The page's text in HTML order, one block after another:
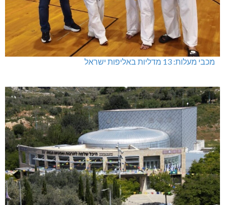
מכבי מעלות: 13 מדליות באליפות ישראל